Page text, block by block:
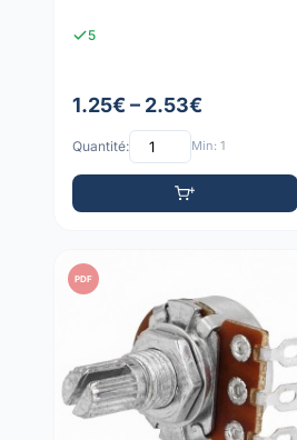
5
1.25€ – 2.53€
Quantité: Min: 1
PDF